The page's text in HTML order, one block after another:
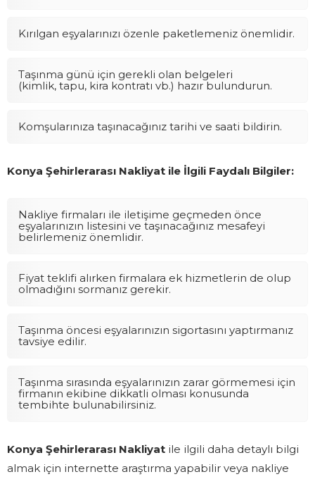
Kırılgan eşyalarınızı özenle paketlemeniz önemlidir.
Taşınma günü için gerekli olan belgeleri
(kimlik, tapu, kira kontratı vb.) hazır bulundurun.
Komşularınıza taşınacağınız tarihi ve saati bildirin.
Konya Şehirlerarası Nakliyat ile İlgili Faydalı Bilgiler:
Nakliye firmaları ile iletişime geçmeden önce
eşyalarınızın listesini ve taşınacağınız mesafeyi
belirlemeniz önemlidir.
Fiyat teklifi alırken firmalara ek hizmetlerin de olup
olmadığını sormanız gerekir.
Taşınma öncesi eşyalarınızın sigortasını yaptırmanız
tavsiye edilir.
Taşınma sırasında eşyalarınızın zarar görmemesi için
firmanın ekibine dikkatli olması konusunda
tembihte bulunabilirsiniz.
Konya Şehirlerarası Nakliyat ile ilgili daha detaylı bilgi
almak için internette araştırma yapabilir veya nakliye